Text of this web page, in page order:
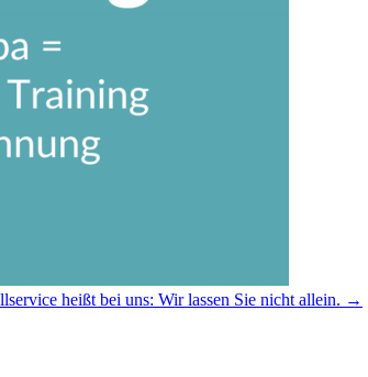
heißt bei uns: Wir lassen Sie nicht allein. →